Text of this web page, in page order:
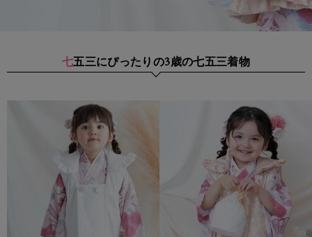
七五三にぴったりの3歳の七五三着物